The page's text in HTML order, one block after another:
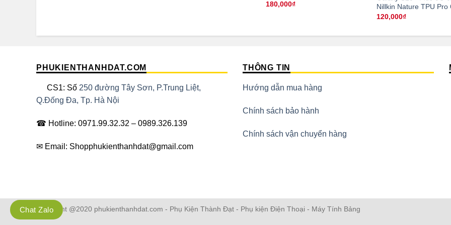
180,000₫
Nillkin Nature TPU Pro
120,000₫
PHUKIENTHANHDAT.COM
CS1: Số 250 đường Tây Sơn, P.Trung Liệt,
Q.Đống Đa, Tp. Hà Nội
☎ Hotline: 0971.99.32.32 – 0989.326.139
✉ Email: Shopphukienthanhdat@gmail.com
THÔNG TIN
Hướng dẫn mua hàng
Chính sách bảo hành
Chính sách vận chuyển hàng
Copyright @2020 phukienthanhdat.com - Phụ Kiện Thành Đạt - Phụ kiện Điện Thoại - Máy Tính Bảng
Chat Zalo